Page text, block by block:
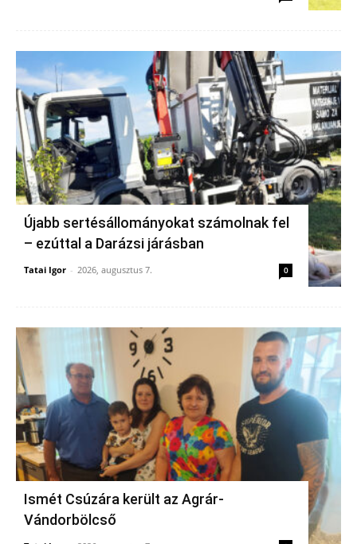
Újabb sertésállományokat számolnak fel
– ezúttal a Darázsi járásban
Tatai Igor - 2026, augusztus 7. 0
Ismét Csúzára került az Agrár-
Vándorbölcső